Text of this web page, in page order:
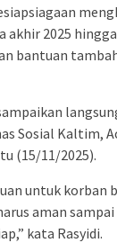
akhir 2025
bantuan
Sosial Kaltim,
(15/11/2025).
untuk korban
aman
kata Rasyidi.